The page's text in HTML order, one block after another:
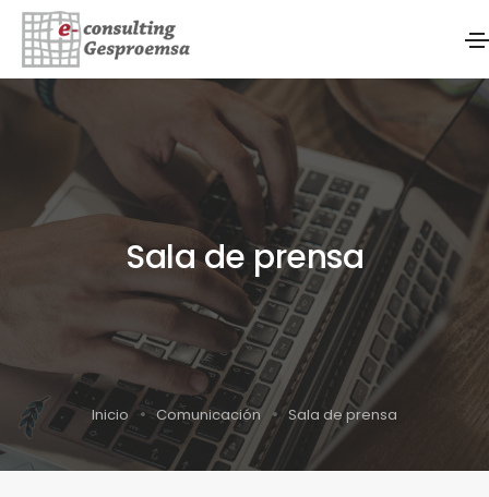
Sala de prensa
Inicio Comunicación Sala de prensa